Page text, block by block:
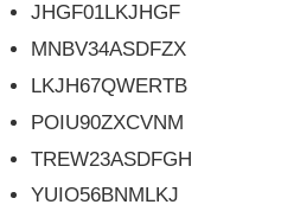
JHGF01LKJHGF
MNBV34ASDFZX
LKJH67QWERTB
POIU90ZXCVNM
TREW23ASDFGH
YUIO56BNMLKJ